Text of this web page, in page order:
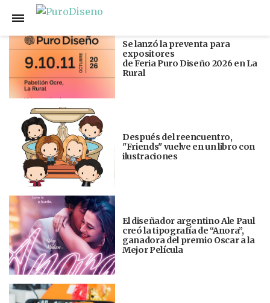
Anterior
Se lanzó la preventa para
expositores
de Feria Puro Diseño 2026 en La
Rural
Después del reencuentro,
"Friends" vuelve en un libro con
ilustraciones
El diseñador argentino Ale Paul
creó la tipografía de “Anora”,
ganadora del premio Oscar a la
Mejor Película
Siguiente